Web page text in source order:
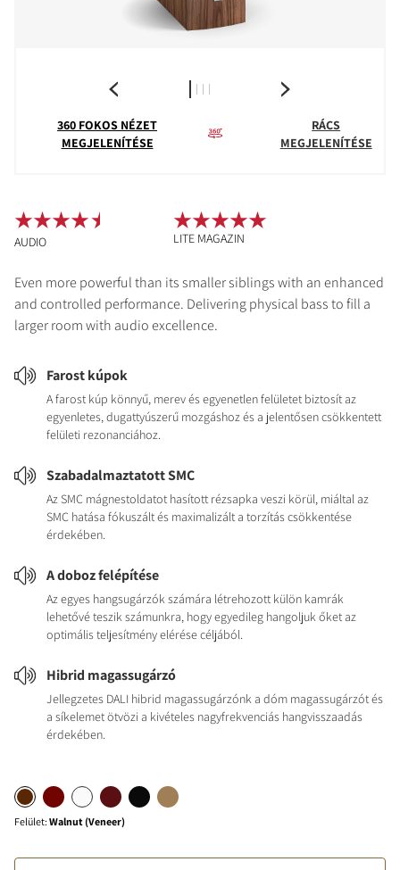
360 FOKOS NÉZET
MEGJELENÍTÉSE
RÁCS
MEGJELENÍTÉSE
Even more powerful than its smaller siblings with an enhanced
and controlled performance. Delivering physical bass to fill a
larger room with audio excellence.
Farost kúpok
A farost kúp könnyű, merev és egyenetlen felületet biztosít az
egyenletes, dugattyúszerű mozgáshoz és a jelentősen csökkentett
felületi rezonanciához.
Szabadalmaztatott SMC
Az SMC mágnestoldatot hasított rézsapka veszi körül, miáltal az
SMC hatása fókuszált és maximalizált a torzítás csökkentése
érdekében.
A doboz felépítése
Az egyes hangsugárzók számára létrehozott külön kamrák
lehetővé teszik számunkra, hogy egyedileg hangoljuk őket az
optimális teljesítmény elérése céljából.
Hibrid magassugárzó
Jellegzetes DALI hibrid magassugárzónk a dóm magassugárzót és
a síkelemet ötvözi a kivételes nagyfrekvenciás hangvisszaadás
érdekében.
Felület: Walnut (Veneer)
AUDIO LITE MAGAZIN